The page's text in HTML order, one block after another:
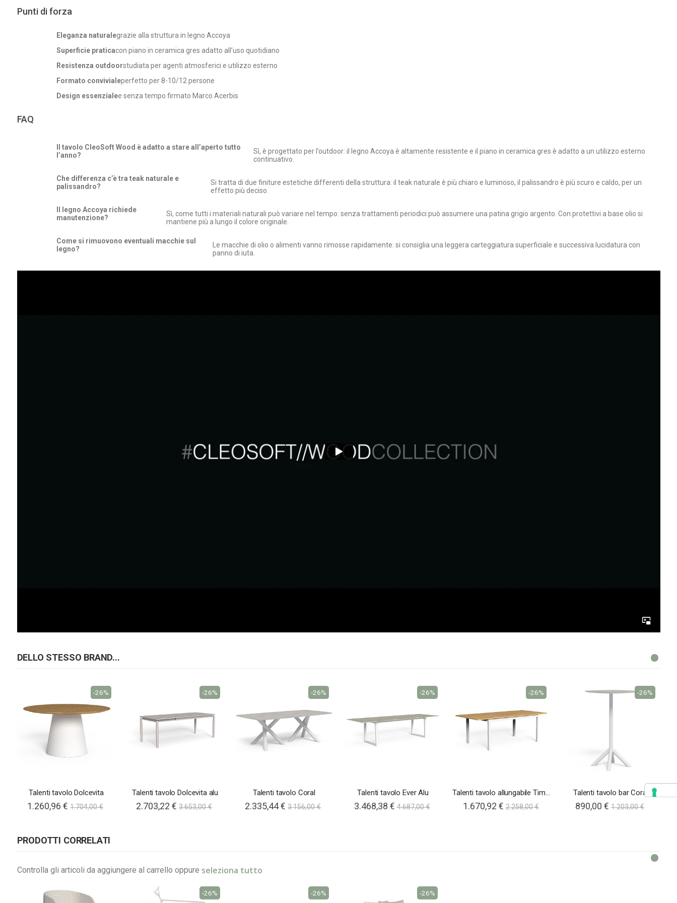
Punti di forza
Eleganza naturalegrazie alla struttura in legno Accoya
Superficie praticacon piano in ceramica gres adatto all’uso quotidiano
Resistenza outdoorstudiata per agenti atmosferici e utilizzo esterno
Formato convivialeperfetto per 8-10/12 persone
Design essenzialee senza tempo firmato Marco Acerbis
FAQ
Il tavolo CleoSoft Wood è adatto a stare all’aperto tutto
l’anno?
Sì, è progettato per l’outdoor: il legno Accoya è altamente resistente e il piano in ceramica gres è adatto a un utilizzo esterno
continuativo.
Che differenza c’è tra teak naturale e
palissandro?
Si tratta di due finiture estetiche differenti della struttura: il teak naturale è più chiaro e luminoso, il palissandro è più scuro e caldo, per un
effetto più deciso.
Il legno Accoya richiede
manutenzione?
Sì, come tutti i materiali naturali può variare nel tempo: senza trattamenti periodici può assumere una patina grigio argento. Con protettivi a base olio si
mantiene più a lungo il colore originale.
Come si rimuovono eventuali macchie sul
legno?
Le macchie di olio o alimenti vanno rimosse rapidamente: si consiglia una leggera carteggiatura superficiale e successiva lucidatura con
panno di iuta.
DELLO STESSO BRAND...
Talenti tavolo Dolcevita
1.260,96 € 1.704,00 €
-26%
Talenti tavolo Dolcevita alu
2.703,22 € 3.653,00 €
-26%
Talenti tavolo Coral
2.335,44 € 3.156,00 €
-26%
Talenti tavolo Ever Alu
3.468,38 € 4.687,00 €
-26%
Talenti tavolo allungabile Timber
1.670,92 € 2.258,00 €
-26%
Talenti tavolo bar Coral
890,00 € 1.203,00 €
-26%
PRODOTTI CORRELATI
Controlla gli articoli da aggiungere al carrello oppure seleziona tutto
-26% -26% -26%